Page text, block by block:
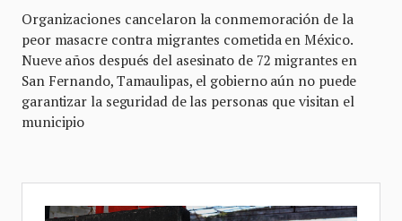
Organizaciones cancelaron la conmemoración de la
peor masacre contra migrantes cometida en México.
Nueve años después del asesinato de 72 migrantes en
San Fernando, Tamaulipas, el gobierno aún no puede
garantizar la seguridad de las personas que visitan el
municipio